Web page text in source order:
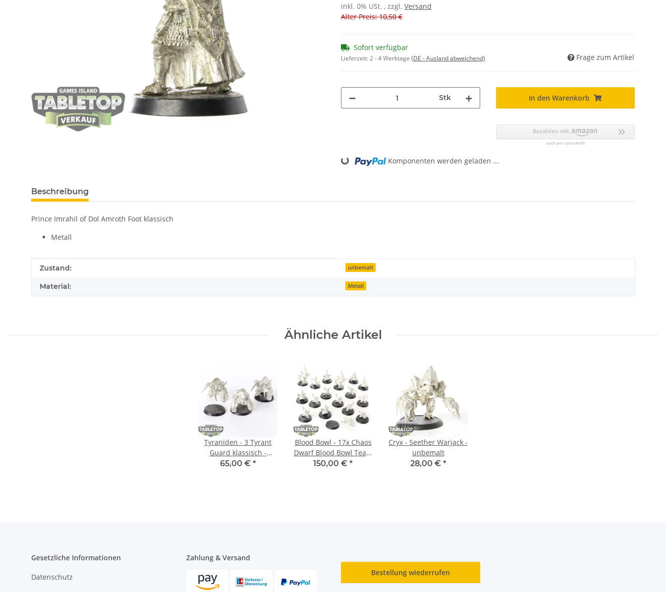
inkl. 0% USt. , zzgl. Versand
Alter Preis: 10,50 €
Sofort verfügbar
Lieferzeit:2 - 4 Werktage (DE - Ausland abweichend) Frage zum Artikel
Stk In den Warenkorb
Loading... Komponenten werden geladen ...
Beschreibung
Prince Imrahil of Dol Amroth Foot klassisch
Metall
Produkteigenschaft
Wert
Zustand: unbemalt
Material: Metall
Ähnliche Artikel
Tyraniden - 3 Tyrant
Guard klassisch -
unbemalt
65,00 € *
Blood Bowl - 17x Chaos
Dwarf Blood Bowl Team
klassisch - unbemalt
150,00 € *
Cryx - Seether Warjack -
unbemalt
28,00 € *
Gesetzliche Informationen
Datenschutz
Zahlung & Versand
Bestellung wiederrufen